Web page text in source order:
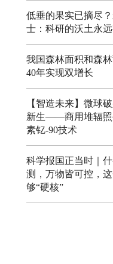
低垂的果实已摘尽
士：科研的沃土永
我国森林面积和森
40年实现双增长
【智造未来】微球
新生——商用堆辐照
素钇-90技术
科学报国正当时｜
测，万物皆可控，
够“硬核”